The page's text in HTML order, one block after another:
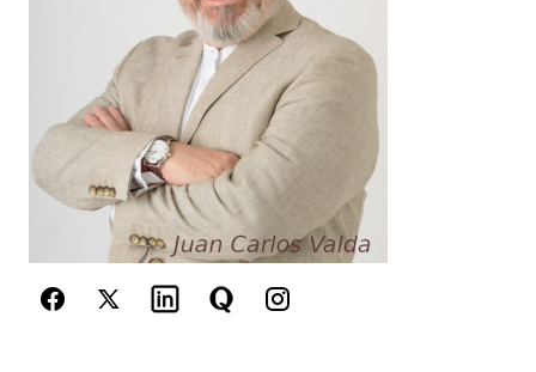
Guarda mi nombre, correo electrónico y web en
este navegador para la próxima vez que
comente.
Este sitio esta protegido por
reCAPTCHA y laPolítica de
privacidady los Términos del servicio
de Googlese aplican.